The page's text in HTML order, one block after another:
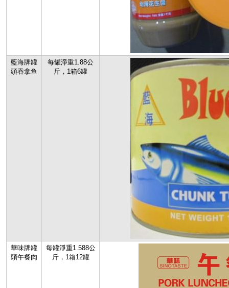
藍海牌罐
頭吞拿鱼
每罐淨重1.88公
斤，1箱6罐
華味牌罐
頭午餐肉
每罐淨重1.588公
斤，1箱12罐